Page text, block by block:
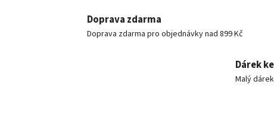
Doprava zdarma
Doprava zdarma pro objednávky nad 899 Kč
Dárek
Malý